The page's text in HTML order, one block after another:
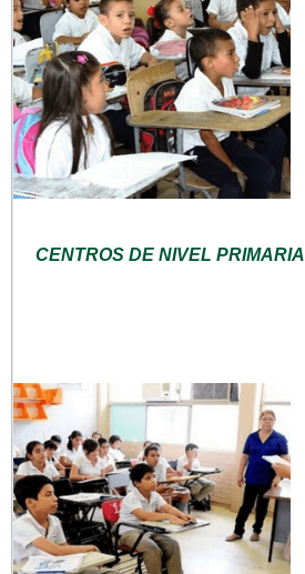
CENTROS DE NIVEL PRIMARIA